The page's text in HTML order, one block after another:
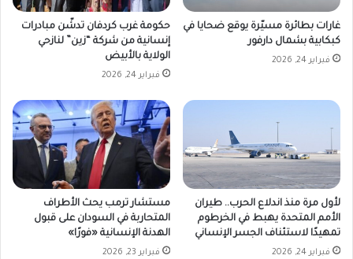
غارات بطائرة مسيّرة يوقع ضحايا في
كبكابية بشمال دارفور
فبراير 24, 2026
حكومة غرب كردفان تدشّن مبادرات
إنسانية من شركة “زين” لنازحي
الولاية بالأبيض
فبراير 24, 2026
لأول مرة منذ اندلاع الحرب.. طيران
الأمم المتحدة يهبط في الخرطوم
تمهيدًا لاستئناف الجسر الإنساني
فبراير 24, 2026
مستشار ترمب يحث الأطراف
المتحاربة في السودان على قبول
الهدنة الإنسانية «فورًا»
فبراير 23, 2026